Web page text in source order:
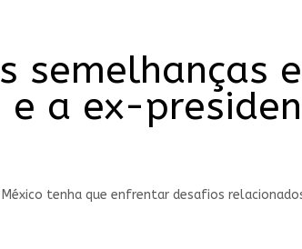
semelhanças
e a ex-
tenha que enfrentar desafios